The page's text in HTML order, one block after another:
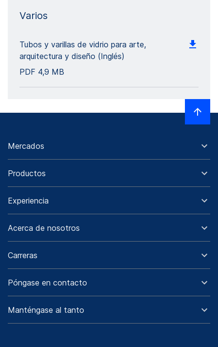
Varios
Tubos y varillas de vidrio para arte,
arquitectura y diseño (Inglés)
PDF 4,9 MB
Mercados
Productos
Experiencia
Acerca de nosotros
Carreras
Póngase en contacto
Manténgase al tanto